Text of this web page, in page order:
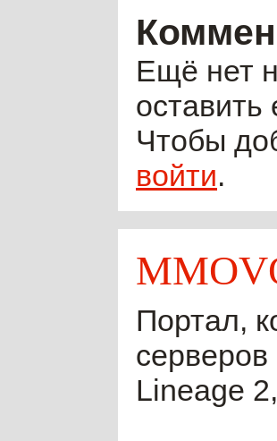
Ещё нет
оставить
Чтобы
войти.
Портал,
Lineage